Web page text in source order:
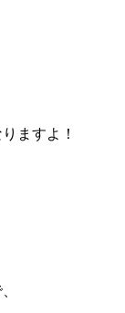
ますよ！